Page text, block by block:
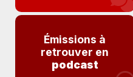
Émissions à
retrouver en
podcast